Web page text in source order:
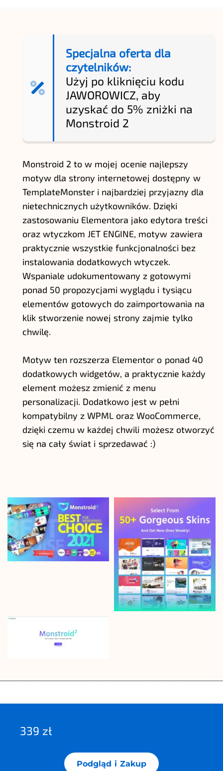
Specjalna oferta dla
czytelników:
Użyj po kliknięciu kodu
JAWOROWICZ, aby
uzyskać do 5% zniżki na
Monstroid 2
Monstroid 2 to w mojej ocenie najlepszy
motyw dla strony internetowej dostępny w
TemplateMonster i najbardziej przyjazny dla
nietechnicznych użytkowników. Dzięki
zastosowaniu Elementora jako edytora treści
oraz wtyczkom JET ENGINE, motyw zawiera
praktycznie wszystkie funkcjonalności bez
instalowania dodatkowych wtyczek.
Wspaniale udokumentowany z gotowymi
ponad 50 propozycjami wyglądu i tysiącu
elementów gotowych do zaimportowania na
klik stworzenie nowej strony zajmie tylko
chwilę.
Motyw ten rozszerza Elementor o ponad 40
dodatkowych widgetów, a praktycznie każdy
element możesz zmienić z menu
personalizacji. Dodatkowo jest w pełni
kompatybilny zWPML orazWooCommerce,
dzięki czemu w każdej chwili możesz otworzyć
się na cały świat i sprzedawać :)
339 zł
Podgląd i Zakup